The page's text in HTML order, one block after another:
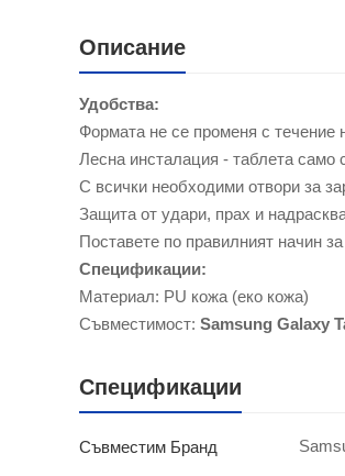
Описание
Удобства:
Формата не се променя с течение
Лесна инсталация - таблета само
С всички необходими отвори за
Защита от удари, прах и
Поставете по правилният начин
Спецификации:
Материал: PU кожа (еко кожа)
Съвместимост: Samsung Galaxy
Спецификации
Съвместим Бранд